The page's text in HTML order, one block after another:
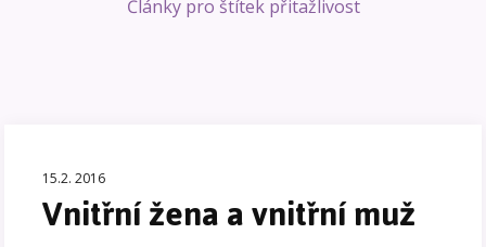
Články pro štítek přitažlivost
15.2. 2016
Vnitřní žena a vnitřní muž